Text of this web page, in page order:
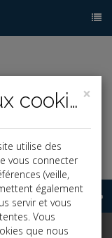
×
Politique relative aux cookies
utilise des
vous connecter
(veille,
également
servir et vous
Vous
que nous